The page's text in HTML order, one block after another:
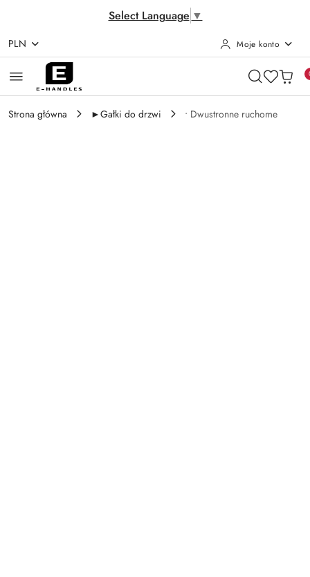
Select Language ▼
Przejdź do treści głównej
Przejdź do wyszukiwarki
Przejdź do moje konto
Przejdź do menu głównego
Przejdź do opisu produktu
Przejdź do stopki
PLN Moje konto
Strona główna ►Gałki do drzwi • Dwustronne ruchome